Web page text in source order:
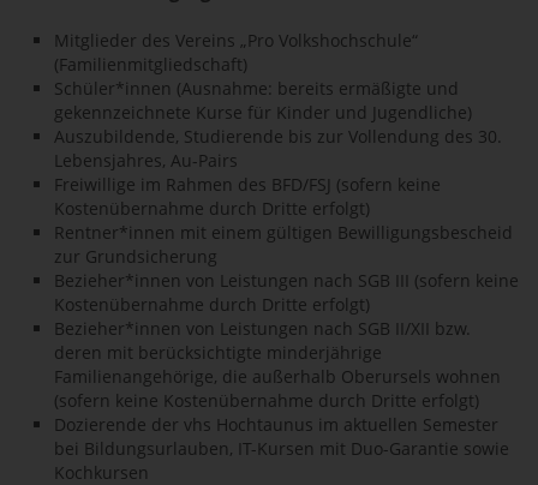
Mitglieder des Vereins „Pro Volkshochschule“
(Familienmitgliedschaft)
Schüler*innen (Ausnahme: bereits ermäßigte und
gekennzeichnete Kurse für Kinder und Jugendliche)
Auszubildende, Studierende bis zur Vollendung des 30.
Lebensjahres, Au-Pairs
Freiwillige im Rahmen des BFD/FSJ (sofern keine
Kostenübernahme durch Dritte erfolgt)
Rentner*innen mit einem gültigen Bewilligungsbescheid
zur Grundsicherung
Bezieher*innen von Leistungen nach SGB III (sofern keine
Kostenübernahme durch Dritte erfolgt)
Bezieher*innen von Leistungen nach SGB II/XII bzw.
deren mit berücksichtigte minderjährige
Familienangehörige, die außerhalb Oberursels wohnen
(sofern keine Kostenübernahme durch Dritte erfolgt)
Dozierende der vhs Hochtaunus im aktuellen Semester
bei Bildungsurlauben, IT-Kursen mit Duo-Garantie sowie
Kochkursen